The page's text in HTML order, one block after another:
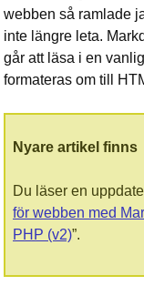
webben så ramlade
inte längre leta.
går att läsa i en
formateras om till
Nyare artikel finns
Du läser en
för webben med
PHP (v2)”.